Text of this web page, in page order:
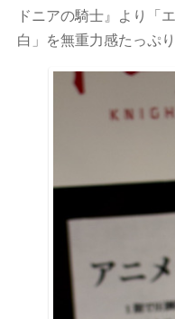
ドニアの騎士』より「
白」を無重力感たっぷ